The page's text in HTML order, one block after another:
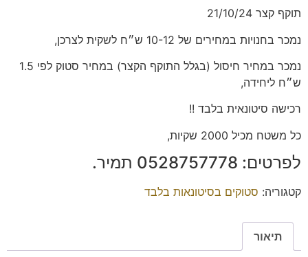
תוקף קצר 21/10/24
נמכר בחנויות במחירים של 10-12 ש״ח לשקית לצרכן,
נמכר במחיר חיסול (בגלל התוקף הקצר) במחיר סטוק לפי 1.5
ש״ח ליחידה,
רכישה סיטונאית בלבד !!
כל משטח מכיל 2000 שקיות,
לפרטים: 0528757778 תמיר.
קטגוריה: סטוקים בסיטונאות בלבד
תיאור